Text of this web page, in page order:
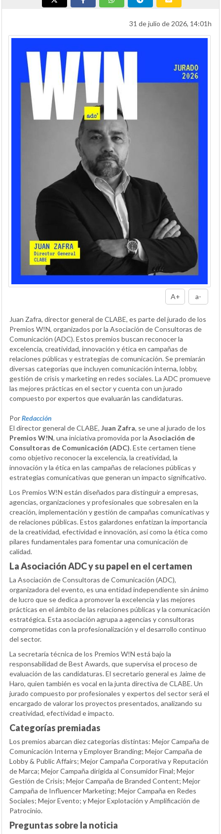
31 de julio de 2026, 14:01h
A+ a-
Juan Zafra, director general de CLABE, es parte del jurado de los
Premios W!N, organizados por la Asociación de Consultoras de
Comunicación (ADC). Estos premios buscan reconocer la
excelencia, creatividad, innovación y ética en campañas de
relaciones públicas y estrategias de comunicación. Se premiarán
diversas categorías que incluyen comunicación interna, lobby,
gestión de crisis y marketing en redes sociales. La ADC promueve
las mejores prácticas en el sector y cuenta con un jurado
compuesto por expertos que evaluarán las candidaturas.
PorRedacción
El director general de CLABE, Juan Zafra, se une al jurado de los
Premios W!N, una iniciativa promovida por la Asociación de
Consultoras de Comunicación (ADC). Este certamen tiene
como objetivo reconocer la excelencia, la creatividad, la
innovación y la ética en las campañas de relaciones públicas y
estrategias comunicativas que generan un impacto significativo.
Los Premios W!N están diseñados para distinguir a empresas,
agencias, organizaciones y profesionales que sobresalen en la
creación, implementación y gestión de campañas comunicativas y
de relaciones públicas. Estos galardones enfatizan la importancia
de la creatividad, efectividad e innovación, así como la ética como
pilares fundamentales para fomentar una comunicación de
calidad.
La Asociación ADC y su papel en el certamen
La Asociación de Consultoras de Comunicación (ADC),
organizadora del evento, es una entidad independiente sin ánimo
de lucro que se dedica a promover la excelencia y las mejores
prácticas en el ámbito de las relaciones públicas y la comunicación
estratégica. Esta asociación agrupa a agencias y consultoras
comprometidas con la profesionalización y el desarrollo continuo
del sector.
La secretaría técnica de los Premios W!N está bajo la
responsabilidad de Best Awards, que supervisa el proceso de
evaluación de las candidaturas. El secretario general es Jaime de
Haro, quien también es vocal en la junta directiva de CLABE. Un
jurado compuesto por profesionales y expertos del sector será el
encargado de valorar los proyectos presentados, analizando su
creatividad, efectividad e impacto.
Categorías premiadas
Los premios abarcan diez categorías distintas: Mejor Campaña de
Comunicación Interna y Employer Branding; Mejor Campaña de
Lobby & Public Affairs; Mejor Campaña Corporativa y Reputación
de Marca; Mejor Campaña dirigida al Consumidor Final; Mejor
Gestión de Crisis; Mejor Campaña de Branded Content; Mejor
Campaña de Influencer Marketing; Mejor Campaña en Redes
Sociales; Mejor Evento; y Mejor Explotación y Amplificación de
Patrocinio.
Preguntas sobre la noticia